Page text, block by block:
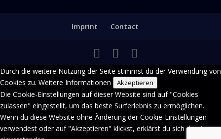
Imprint Contact
Durch die weitere Nutzung der Seite stimmst du der Verwendung von
Cookies zu. Weitere Informationen Akzeptieren
Die Cookie-Einstellungen auf dieser Website sind auf "Cookies
zulassen" eingestellt, um das beste Surferlebnis zu ermöglichen.
Wenn du diese Website ohne Änderung der Cookie-Einstellungen
verwendest oder auf "Akzeptieren" klickst, erklärst du sich damit